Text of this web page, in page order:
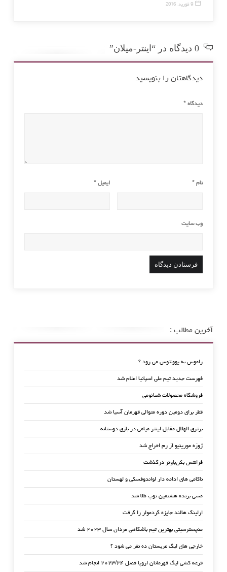
دیدگاهتان را بنویسید
دیدگاه *
نام * ایمیل*
وب‌ سایت
آخرین مطالب :
راموس به یوونتوس می رود ؟
فهرست جدید تیم ملی اسپانیا اعلام شد
فروشگاه محصولات شیائومی
قطر برای دومین دوره متوالی قهرمان آسیا شد
برتری الهلال مقابل اینتر میامی در بازی دوستانه
ژوزه مورینیو از رم اخراج شد
فرانتس بکن‌باوئر درگذشت
ناکامی های ادامه دار لواندوفسکی و لهستان
مسی برنده هشتمین توپ طلا شد
ارلینگ هالند جایزه گردمولر را گرفت
منچسترسیتی بهترین تیم باشگاهی مردان سال ۲۰۲۳ شد
خارجی های لیگ عربستان ده نفر می شود ؟
قرعه کشی لیگ قهرمانان اروپا فصل ۲۰۲۳/۲۴ انجام شد